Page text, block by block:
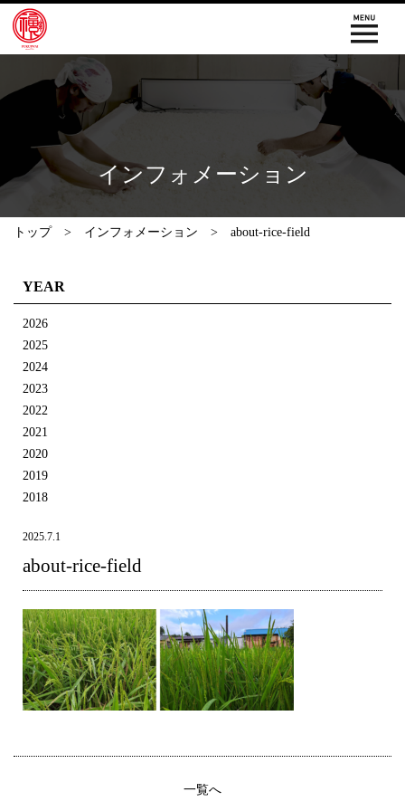
インフォメーション
トップ インフォメーション about-rice-field
YEAR
2026
2025
2024
2023
2022
2021
2020
2019
2018
2025.7.1
about-rice-field
一覧へ